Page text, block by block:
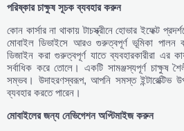
পরিষ্কারচাক্ষুষসূচকব্যবহারকরুন
কোন কার্সার না থাকায় টাচস্ক্রীনে হোভার ইফেক্ট
মোবাইল ডিভাইসে আরও গুরুত্বপূর্ণ ভূমিকা পালন
ডিজাইন করা গুরুত্বপূর্ণ যাতে ব্যবহারকারীরা এর
সর্বাধিক করে তোলে। একটি সামঞ্জস্যপূর্ণ চাক্ষুষ
সম্ভব। উদাহরণস্বরূপ, আপনি সমস্ত ইন্টারেক্টিভ
ব্যবহার করতে পারেন।
মোবাইলেরজন্য নেভিগেশনঅপ্টিমাইজকরুন